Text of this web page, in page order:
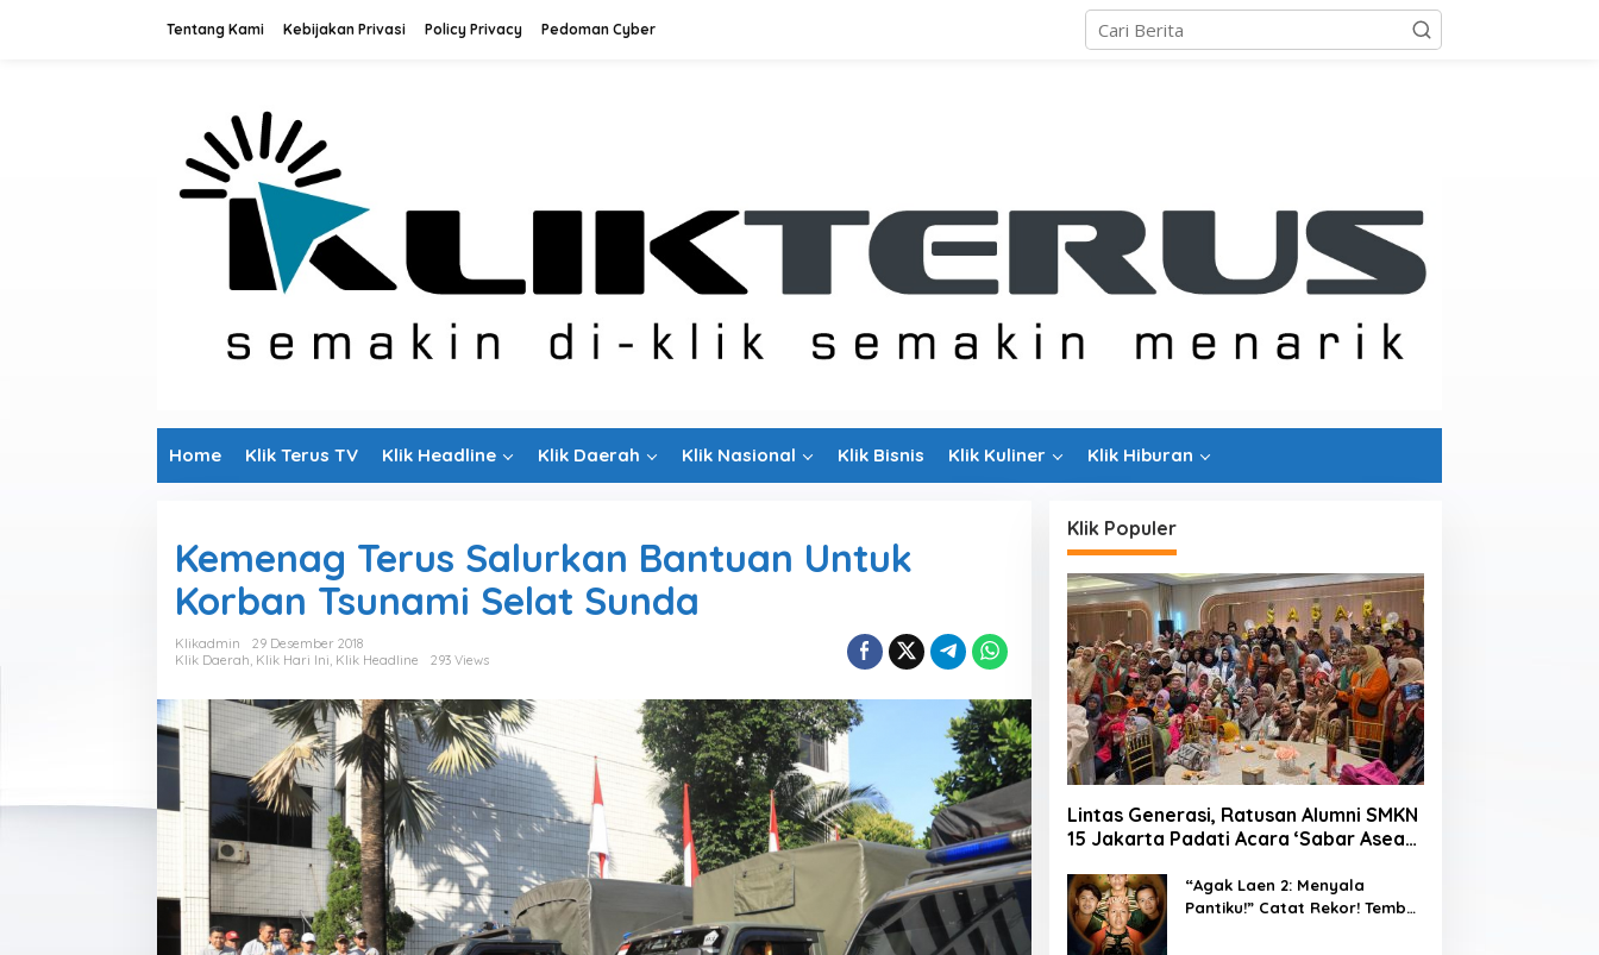
Tentang Kami Kebijakan Privasi Policy Privacy Pedoman Cyber
Home Klik Terus TV Klik Headline Klik Daerah Klik Nasional Klik Bisnis Klik Kuliner Klik Hiburan
Kemenag Terus Salurkan Bantuan Untuk
Korban Tsunami Selat Sunda
Klikadmin
29 Desember 2018
Klik Daerah, Klik Hari Ini, Klik Headline 293 Views
Klik Populer
Lintas Generasi, Ratusan Alumni SMKN
15 Jakarta Padati Acara ‘Sabar Asean’
“Agak Laen 2: Menyala
Pantiku!” Catat Rekor! Tembus